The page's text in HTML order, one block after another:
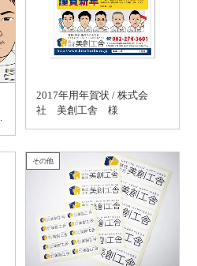
2017年用年賀状 / 株式会
社 美創工舎 様
その他